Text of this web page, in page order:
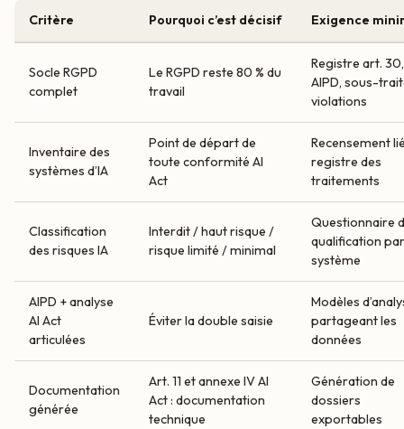
Critère Pourquoi c’est décisif Exigence
Socle RGPD
complet
Le RGPD reste 80 % du
travail
Registre art. 30,
AIPD, sous-
violations
Inventaire des
systèmes d’IA
Point de départ de
toute conformité AI
Act
Recensement
registre des
traitements
Classification
des risques IA
Interdit / haut risque /
risque limité / minimal
Questionnaire
qualification par
système
AIPD + analyse
AI Act
articulées
Éviter la double saisie
Modèles
partageant les
données
Documentation
générée
Art. 11 et annexe IV AI
Act : documentation
technique
Génération de
dossiers
exportables